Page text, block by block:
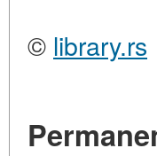
© library.rs